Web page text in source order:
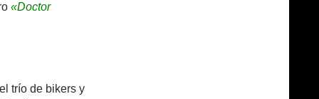
«Doctor
trío de bikers y